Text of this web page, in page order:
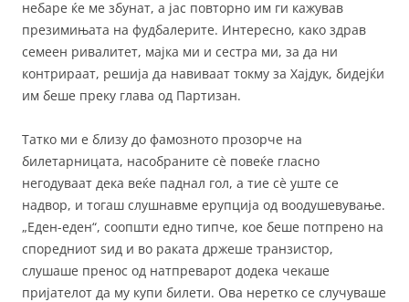
небаре ќе ме збунат, а јас повторно им ги кажував
презимињата на фудбалерите. Интересно, како здрав
семеен ривалитет, мајка ми и сестра ми, за да ни
контрираат, решија да навиваат токму за Хајдук, бидејќи
им беше преку глава од Партизан.
Татко ми е близу до фамозното прозорче на
билетарницата, насобраните сè повеќе гласно
негодуваат дека веќе паднал гол, а тие сè уште се
надвор, и тогаш слушнавме ерупција од воодушевување.
„Еден-еден“, соопшти едно типче, кое беше потпрено на
споредниот ѕид и во раката држеше транзистор,
слушаше пренос од натпреварот додека чекаше
пријателот да му купи билети. Ова неретко се случуваше